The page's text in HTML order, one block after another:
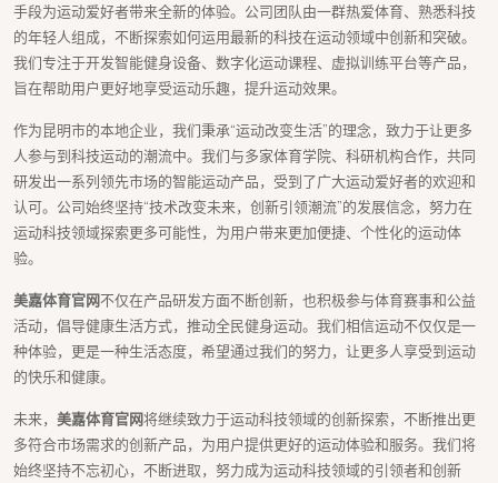
手段为运动爱好者带来全新的体验。公司团队由一群热爱体育、熟悉科技
的年轻人组成，不断探索如何运用最新的科技在运动领域中创新和突破。
我们专注于开发智能健身设备、数字化运动课程、虚拟训练平台等产品，
旨在帮助用户更好地享受运动乐趣，提升运动效果。
作为昆明市的本地企业，我们秉承“运动改变生活”的理念，致力于让更多
人参与到科技运动的潮流中。我们与多家体育学院、科研机构合作，共同
研发出一系列领先市场的智能运动产品，受到了广大运动爱好者的欢迎和
认可。公司始终坚持“技术改变未来，创新引领潮流”的发展信念，努力在
运动科技领域探索更多可能性，为用户带来更加便捷、个性化的运动体
验。
美嘉体育官网不仅在产品研发方面不断创新，也积极参与体育赛事和公益
活动，倡导健康生活方式，推动全民健身运动。我们相信运动不仅仅是一
种体验，更是一种生活态度，希望通过我们的努力，让更多人享受到运动
的快乐和健康。
未来， 美嘉体育官网将继续致力于运动科技领域的创新探索，不断推出更
多符合市场需求的创新产品，为用户提供更好的运动体验和服务。我们将
始终坚持不忘初心，不断进取，努力成为运动科技领域的引领者和创新